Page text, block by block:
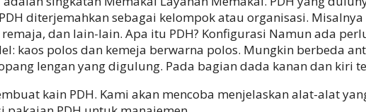
diterjemahkan sebagai kelompok atau organisasi.
dan lain-lain. Apa itu PDH? Konfigurasi Namun ada
kaos polos dan kemeja berwarna polos. Mungkin berbeda
lengan yang digulung. Pada bagian dada kanan dan kiri
kain PDH. Kami akan mencoba menjelaskan alat-alat